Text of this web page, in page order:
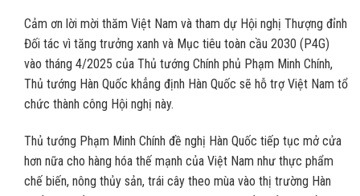
Cảm ơn lời mời thăm Việt Nam và tham dự Hội nghị Thượng đỉnh
Đối tác vì tăng trưởng xanh và Mục tiêu toàn cầu 2030 (P4G)
vào tháng 4/2025 của Thủ tướng Chính phủ Phạm Minh Chính,
Thủ tướng Hàn Quốc khẳng định Hàn Quốc sẽ hỗ trợ Việt Nam tổ
chức thành công Hội nghị này.
Thủ tướng Phạm Minh Chính đề nghị Hàn Quốc tiếp tục mở cửa
hơn nữa cho hàng hóa thế mạnh của Việt Nam như thực phẩm
chế biến, nông thủy sản, trái cây theo mùa vào thị trường Hàn